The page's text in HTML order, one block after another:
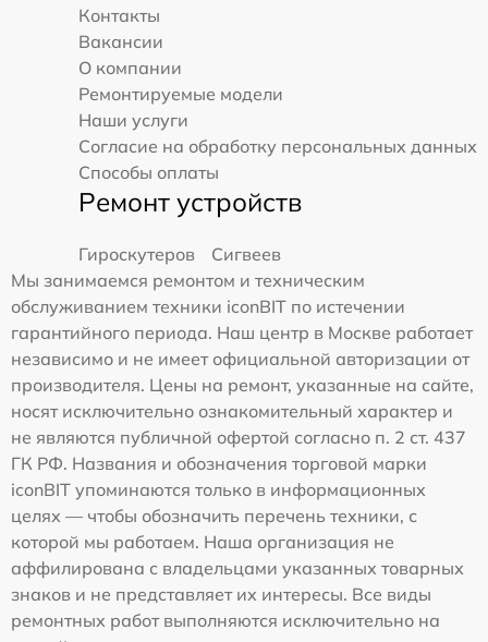
Контакты
Вакансии
О компании
Ремонтируемые модели
Наши услуги
Согласие на обработку персональных данных
Способы оплаты
Ремонт устройств
Гироскутеров
Сигвеев
Мы занимаемся ремонтом и техническим
обслуживанием техники iconBIT по истечении
гарантийного периода. Наш центр в Москве работает
независимо и не имеет официальной авторизации от
производителя. Цены на ремонт, указанные на сайте,
носят исключительно ознакомительный характер и
не являются публичной офертой согласно п. 2 ст. 437
ГК РФ. Названия и обозначения торговой марки
iconBIT упоминаются только в информационных
целях — чтобы обозначить перечень техники, с
которой мы работаем. Наша организация не
аффилирована с владельцами указанных товарных
знаков и не представляет их интересы. Все виды
ремонтных работ выполняются исключительно на